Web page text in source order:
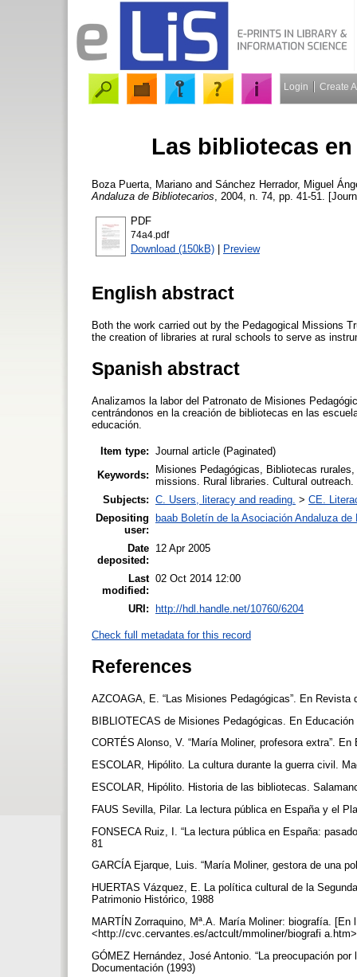
Login Create
Las bibliotecas
Boza Puerta, Mariano and Sánchez Herrador, Miguel
Andaluza de Bibliotecarios , 2004, n. 74, pp. 41-51.
PDF
74a4.pdf
Download (150kB) | Preview
English abstract
Both the work carried out by the Pedagogical Missions
the creation of libraries at rural schools to serve as
Spanish abstract
Analizamos la labor del Patronato de Misiones
centrándonos en la creación de bibliotecas en las
educación.
Item type: Journal article (Paginated)
Keywords:
Misiones Pedagógicas, Bibliotecas
missions. Rural libraries. Cultural
Subjects: C. Users, literacy and reading. > CE.
Depositing
user:
baab Boletín de la Asociación Andaluza de
Date
deposited:
12 Apr 2005
Last
modified:
02 Oct 2014 12:00
URI: http://hdl.handle.net/10760/6204
Check full metadata for this record
References
AZCOAGA, E. “Las Misiones Pedagógicas”. En
BIBLIOTECAS de Misiones Pedagógicas. En
CORTÉS Alonso, V. “María Moliner, profesora extra”.
ESCOLAR, Hipólito. La cultura durante la guerra civil.
ESCOLAR, Hipólito. Historia de las bibliotecas.
FAUS Sevilla, Pilar. La lectura pública en España y el
FONSECA Ruiz, I. “La lectura pública en España:
81
GARCÍA Ejarque, Luis. “María Moliner, gestora de una
HUERTAS Vázquez, E. La política cultural de la
Patrimonio Histórico, 1988
MARTÍN Zorraquino, Mª.A. María Moliner: biografía.
<http://cvc.cervantes.es/actcult/mmoliner/biografi
GÓMEZ Hernández, José Antonio. “La preocupación
Documentación (1993)